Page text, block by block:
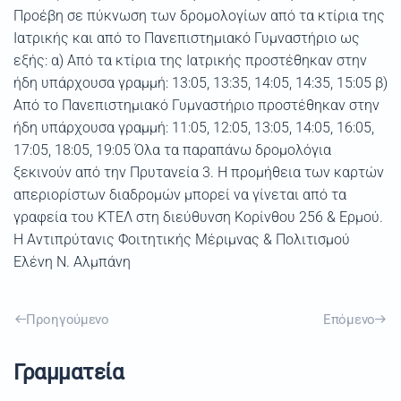
Προέβη σε πύκνωση των δρομολογίων από τα κτίρια της
Ιατρικής και από το Πανεπιστημιακό Γυμναστήριο ως
εξής: α) Από τα κτίρια της Ιατρικής προστέθηκαν στην
ήδη υπάρχουσα γραμμή: 13:05, 13:35, 14:05, 14:35, 15:05 β)
Από το Πανεπιστημιακό Γυμναστήριο προστέθηκαν στην
ήδη υπάρχουσα γραμμή: 11:05, 12:05, 13:05, 14:05, 16:05,
17:05, 18:05, 19:05 Όλα τα παραπάνω δρομολόγια
ξεκινούν από την Πρυτανεία 3. Η προμήθεια των καρτών
απεριορίστων διαδρομών μπορεί να γίνεται από τα
γραφεία του ΚΤΕΛ στη διεύθυνση Κορίνθου 256 & Ερμού.
Η Αντιπρύτανις Φοιτητικής Μέριμνας & Πολιτισμού
Ελένη Ν. Αλμπάνη
Προηγούμενο Επόμενο
Γραμματεία